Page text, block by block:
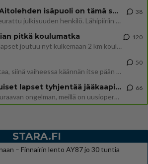
Tiesitkö? Martina Aitolehden isäpuoli on tämä suosittu laulaja
Martina Aitolehti on seurattu julkisuuden henkilö. Lähipiiriin mahtuu muitakin tunnettuja henkilöitä. Tiesitkö, että Ma
38
pitkä koulumatka
Hesarissa päivitellään lapset joutuu nyt kulkemaan 2 km kouluun jösses. Ruostefillarilla tuo matka menee vaikka miten äk
120
Mutta mies vain tuijottaa, siinä vaiheessa käännän itse pään pois. Mikä juttu? Yleensä jos joku tuijottaa tai katsoo, hä
50
Uusioperheen aikuiset lapset tyhjentää jääkaapin käydessään
Miten selvittäisitte seuraavan ongelman, meillä on uusioperhe, minulla teini-ikäiset lapset ja puolisolla aikuiset, jotk
66
STARA.FI
– Finnairin lento AY87 jo 30 tuntia